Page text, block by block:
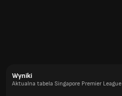
Wyniki
Aktualna tabela Singapore Premier League